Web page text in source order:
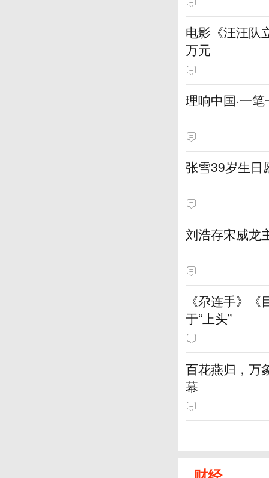
电影《汪汪队
万元
理响中国·一
张雪39岁生日
刘浩存宋威龙
《尕连手》
于“上头”
百花燕归，万
幕